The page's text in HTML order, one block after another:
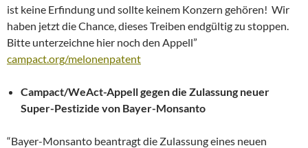
ist keine Erfindung und sollte keinem Konzern gehören! Wir
haben jetzt die Chance, dieses Treiben endgültig zu stoppen.
Bitte unterzeichne hier noch den Appell”
campact.org/melonenpatent
Campact/WeAct-Appell gegen die Zulassung neuer
Super-Pestizide von Bayer-Monsanto
“Bayer-Monsanto beantragt die Zulassung eines neuen